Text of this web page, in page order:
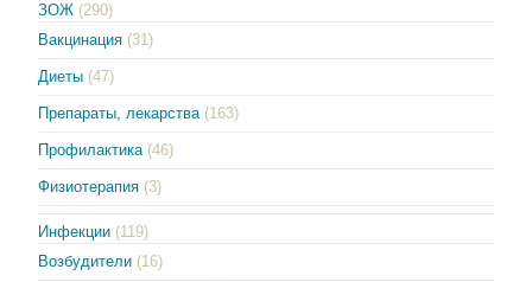
ЗОЖ (290)
Вакцинация (31)
Диеты (47)
Препараты, лекарства (163)
Профилактика (46)
Физиотерапия (3)
Инфекции (119)
Возбудители (16)